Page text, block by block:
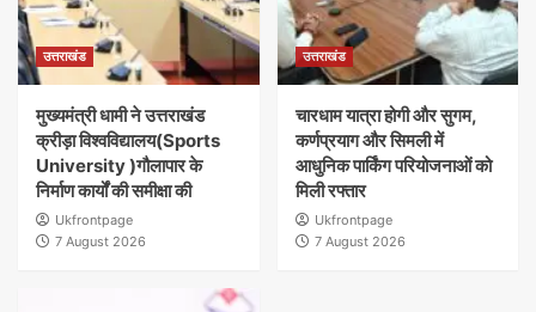
उत्तराखंड
मुख्यमंत्री धामी ने उत्तराखंड
क्रीड़ा विश्वविद्यालय(Sports
University )गौलापार के
निर्माण कार्यों की समीक्षा की
Ukfrontpage
7 August 2026
उत्तराखंड
चारधाम यात्रा होगी और सुगम,
कर्णप्रयाग और सिमली में
आधुनिक पार्किंग परियोजनाओं को
मिली रफ्तार
Ukfrontpage
7 August 2026